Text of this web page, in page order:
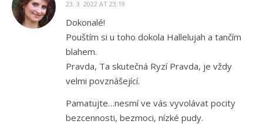
23. 3. 2022 AT 23:19
Dokonalé!
Pouštím si u toho dokola Hallelujah a tančím
blahem.
Pravda, Ta skutečná Ryzí Pravda, je vždy
velmi povznášející.
Pamatujte…nesmí ve vás vyvolávat pocity
bezcennosti, bezmoci, nízké pudy.